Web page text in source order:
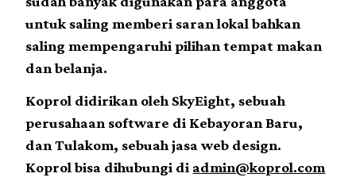
untuk saling memberi saran lokal bahkan
saling mempengaruhi pilihan tempat makan
dan belanja.
Koprol didirikan oleh SkyEight, sebuah
perusahaan software di Kebayoran Baru,
dan Tulakom, sebuah jasa web design.
Koprol bisa dihubungi di admin@koprol.com